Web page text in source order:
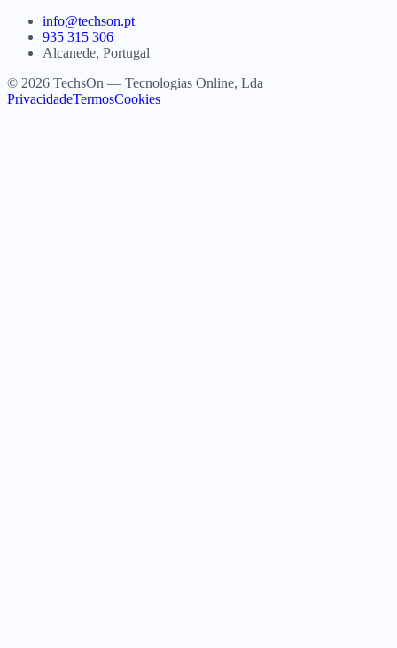
info@techson.pt
935 315 306
Alcanede, Portugal
© 2026 TechsOn — Tecnologias Online, Lda
PrivacidadeTermosCookies